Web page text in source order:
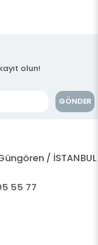
olun!
GÖNDER
/ İSTANBUL
55 77